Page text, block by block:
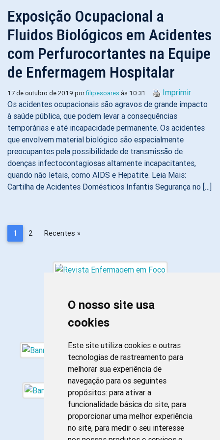
O nosso site usa
cookies
Este site utiliza cookies e outras
tecnologias de rastreamento para
melhorar sua experiência de
navegação para os seguintes
propósitos: para ativar a
funcionalidade básica do site, para
proporcionar uma melhor experiência
no site, para medir o seu interesse
Exposição Ocupacional a
Fluidos Biológicos em Acidentes
com Perfurocortantes na Equipe
de Enfermagem Hospitalar
17 de outubro de 2019 porfilipesoares às 10:31
Imprimir
Os acidentes ocupacionais são agravos de grande impacto
à saúde pública, que podem levar a consequências
temporárias e até incapacidade permanente. Os acidentes
que envolvem material biológico são especialmente
preocupantes pela possibilidade de transmissão de
doenças infectocontagiosas altamente incapacitantes,
quando não letais, como AIDS e Hepatite. Leia Mais:
Cartilha de Acidentes Domésticos Infantis Segurança no […]
1 2 Recentes »